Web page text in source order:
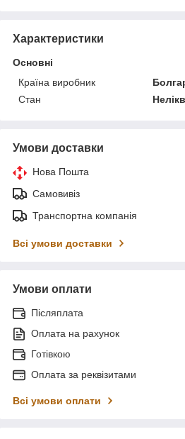
Характеристики
Основні
Країна виробник
Стан
Умови доставки
Нова Пошта
Самовивіз
Транспортна компанія
Всі умови доставки
Умови оплати
Післяплата
Оплата на рахунок
Готівкою
Оплата за реквізитами
Всі умови оплати